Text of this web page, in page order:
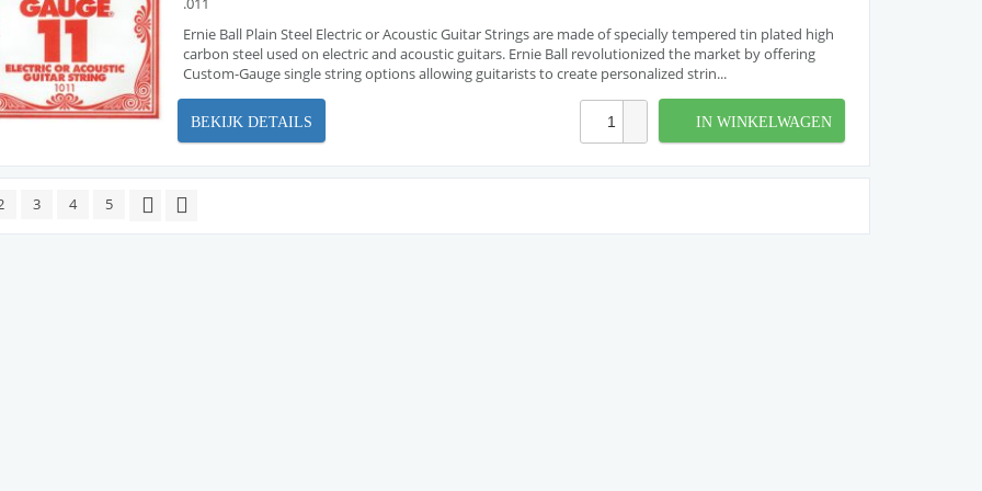
Ernie Ball Plain Steel Electric or Acoustic Guitar Strings are made of specially tempered tin plated high
carbon steel used on electric and acoustic guitars. Ernie Ball revolutionized the market by offering
Custom-Gauge single string options allowing guitarists to create personalized strin...
BEKIJK DETAILS IN WINKELWAGEN
3 4 5